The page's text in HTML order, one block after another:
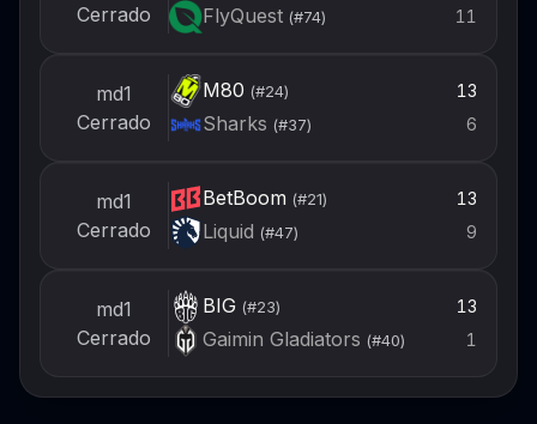
Cerrado
FlyQuest(#74) 11
md1
Cerrado
M80 (#24) 13
Sharks (#37) 6
md1
Cerrado
BetBoom(#21) 13
Liquid (#47) 9
md1
Cerrado
BIG(#23) 13
Gaimin Gladiators (#40) 1